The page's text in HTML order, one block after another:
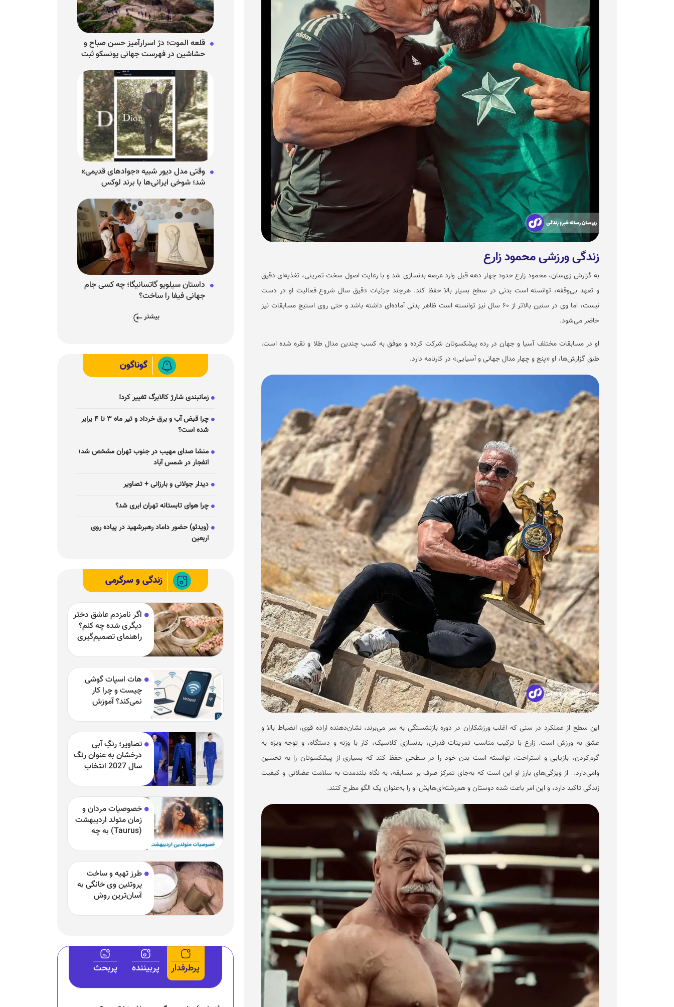
زندگی ورزشی محمود زارع
به گزارش زی‌سان، محمود زارع حدود چهار دهه قبل وارد عرصه بدنسازی شد و با رعایت اصول سخت تمرینی، تغذیه‌ای دقیق
و تعهد بی‌وقفه، توانسته است بدنی در سطح بسیار بالا حفظ کند. هرچند جزئیات دقیق سال شروع فعالیت او در دست
نیست، اما وی در سنین بالاتر از ۶۰ سال نیز توانسته است ظاهر بدنی آماده‌ای داشته باشد و حتی روی استیج مسابقات نیز
حاضر می‌شود.
او در مسابقات مختلف آسیا و جهان در رده پیشکسوتان شرکت کرده و موفق به کسب چندین مدال طلا و نقره شده است.
طبق گزارش‌ها، او «پنج و چهار مدال جهانی و آسیایی» در کارنامه دارد.
این سطح از عملکرد در سنی که اغلب ورزشکاران در دوره بازنشستگی به سر می‌برند، نشان‌دهنده اراده قوی، انضباط بالا و
عشق به ورزش است. زارع با ترکیب مناسب تمرینات قدرتی، بدنسازی کلاسیک، کار با وزنه و دستگاه، و توجه ویژه به
گرم‌کردن، بازیابی و استراحت، توانسته است بدن خود را در سطحی حفظ کند که بسیاری از پیشکسوتان را به تحسین
وا‌می‌دارد. از ویژگی‌های بارز او این است که به‌جای تمرکز صرف بر مسابقه، به نگاه بلندمدت به سلامت عضلانی و کیفیت
زندگی تاکید دارد، و این امر باعث شده دوستان و هم‌رشته‌ای‌هایش او را به‌عنوان یک الگو مطرح کنند.
قلعه الموت؛ دژ اسرارآمیز حسن صباح و
حشاشین در فهرست جهانی یونسکو ثبت
وقتی مدل دیور شبیه «جوادهای قدیمی»
شد؛ شوخی ایرانی‌ها با برند لوکس
داستان سیلویو گاتسانیگا؛ چه کسی جام
جهانی فیفا را ساخت؟
بیشتر
گوناگون
زمانبندی شارژ کالابرگ تغییر کرد!
چرا قبض آب و برق خرداد و تیر ماه ۳ تا ۴ برابر
شده است؟
منشا صدای مهیب در جنوب تهران مشخص شد؛
انفجار در شمس آباد
دیدار جولانی و بارزانی + تصاویر
چرا هوای تابستانه تهران ابری شد؟
(ویدئو) حضور داماد رهبرشهید در پیاده روی
اربعین
زندگی و سرگرمی
اگر نامزدم عاشق دختر
دیگری شده چه کنم؟
راهنمای تصمیم‌گیری
هات اسپات گوشی
چیست و چرا کار
نمی‌کند؟ آموزش
مشکلات
تصاویر؛ رنگِ آبی
درخشان به عنوان رنگ
سال 2027 انتخاب
خصوصیات مردان و
زمان متولد اردیبهشت
(Taurus) به چه
و بارزترین خصوصیت
اردیبهشتی‌ها چیست؟
طرز تهیه و ساخت
پروتئین وی خانگی به
آسان‌ترین روش
پرطرفدار پربیننده پربحث